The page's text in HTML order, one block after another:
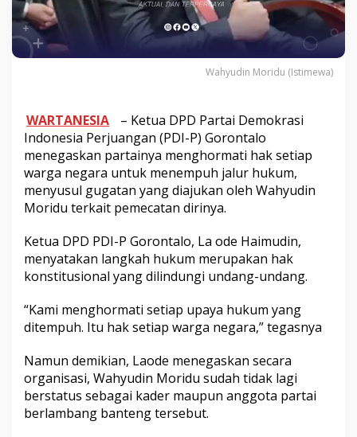
Wahyudin Moridu (Istimewa)
WARTANESIA
– Ketua DPD Partai Demokrasi
Indonesia Perjuangan (PDI-P) Gorontalo
menegaskan partainya menghormati hak setiap
warga negara untuk menempuh jalur hukum,
menyusul gugatan yang diajukan oleh Wahyudin
Moridu terkait pemecatan dirinya.
Ketua DPD PDI-P Gorontalo, La ode Haimudin,
menyatakan langkah hukum merupakan hak
konstitusional yang dilindungi undang-undang.
“Kami menghormati setiap upaya hukum yang
ditempuh. Itu hak setiap warga negara,” tegasnya
Namun demikian, Laode menegaskan secara
organisasi, Wahyudin Moridu sudah tidak lagi
berstatus sebagai kader maupun anggota partai
berlambang banteng tersebut.